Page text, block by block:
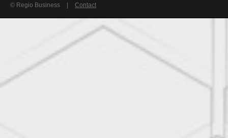
© Regio Business Contact